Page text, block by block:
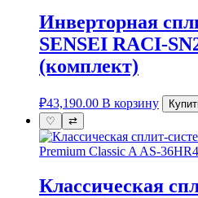
Инверторная
SENSEI RACI-
(комплект)
₽43,190.00 В корзину
♡
⇄
Классическая